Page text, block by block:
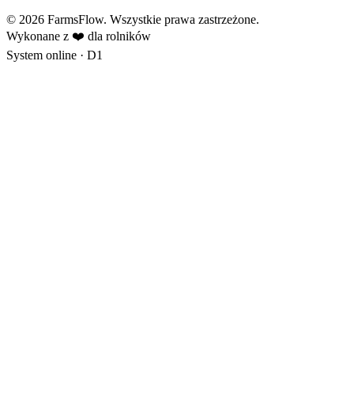
© 2026 FarmsFlow. Wszystkie prawa zastrzeżone.
Wykonane z ❤️ dla rolników
System online · D1